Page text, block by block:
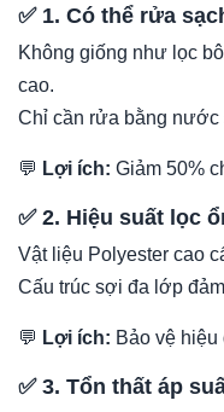
✅ 1. Có thể rửa
Không giống như lọc
cao.
Chỉ cần rửa bằng nước
💬 Lợi ích: Giảm 50%
✅ 2. Hiệu suất lọc
Vật liệu Polyester cao
Cấu trúc sợi đa lớp
💬 Lợi ích: Bảo vệ
✅ 3. Tổn thất áp